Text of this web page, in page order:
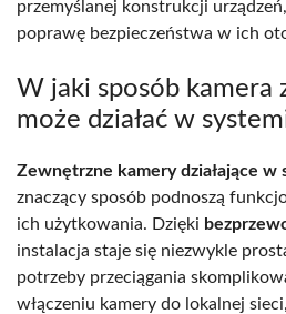
przemyślanej konstrukcji
poprawę bezpieczeństwa w ich
W jaki sposób kamera
może działać w
Zewnętrzne kamery działające w
znaczący sposób podnoszą
ich użytkowania. Dzięki
instalacja staje się niezwykle
potrzeby przeciągania
włączeniu kamery do lokalnej